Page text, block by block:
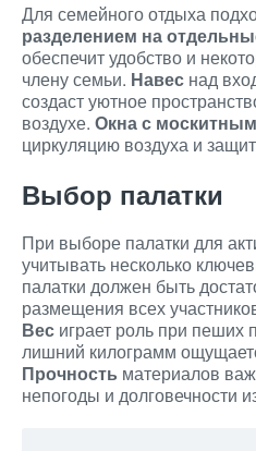
Для семейного отдыха
разделением на
обеспечит удобство и
члену семьи. Навес над
создаст уютное
воздухе. Окна с
циркуляцию воздуха и
Выбор палатки
При выборе палатки для
учитывать несколько
палатки должен быть
размещения всех
Вес играет роль при пеших
лишний килограмм
Прочность материалов
непогоды и долговечности